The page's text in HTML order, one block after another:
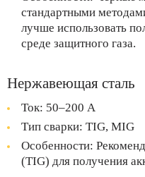
стандартными
лучше использовать
среде защитного газа.
Нержавеющая сталь
Ток: 50–200 А
Тип сварки: TIG, MIG
Особенности:
(TIG) для получения